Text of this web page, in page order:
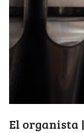
El organista